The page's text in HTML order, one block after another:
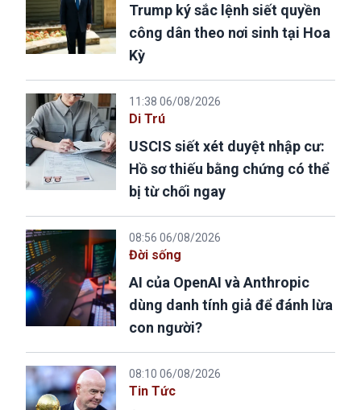
Trump ký sắc lệnh siết quyền
công dân theo nơi sinh tại Hoa
Kỳ
11:38 06/08/2026
Di Trú
USCIS siết xét duyệt nhập cư:
Hồ sơ thiếu bằng chứng có thể
bị từ chối ngay
08:56 06/08/2026
Đời sống
AI của OpenAI và Anthropic
dùng danh tính giả để đánh lừa
con người?
08:10 06/08/2026
Tin Tức